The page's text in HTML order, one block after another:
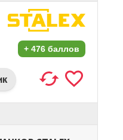
+ 476 баллов